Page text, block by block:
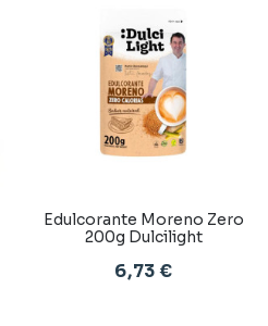
Edulcorante Moreno Zero
200g Dulcilight
6,73 €